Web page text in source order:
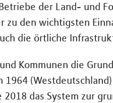
der Land- und
zu den wichtigsten
die örtliche
Kommunen die
1964
das System zur